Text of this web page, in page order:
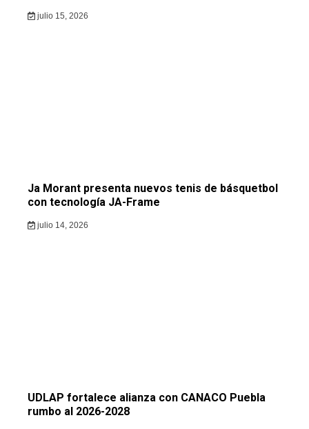
julio 15, 2026
Ja Morant presenta nuevos tenis de básquetbol
con tecnología JA-Frame
julio 14, 2026
UDLAP fortalece alianza con CANACO Puebla
rumbo al 2026-2028